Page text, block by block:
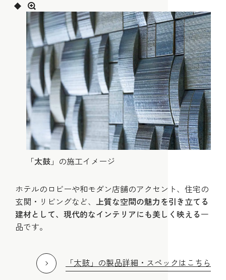
「太鼓 」の施工イメージ
ホテルのロビーや和モダン店舗のアクセント、住宅の
玄関・リビングなど、 上質な空間の魅力を引き立てる
建材として、現代的なインテリアにも美しく映える一
品です。
「太鼓」の製品詳細・スペックはこちら